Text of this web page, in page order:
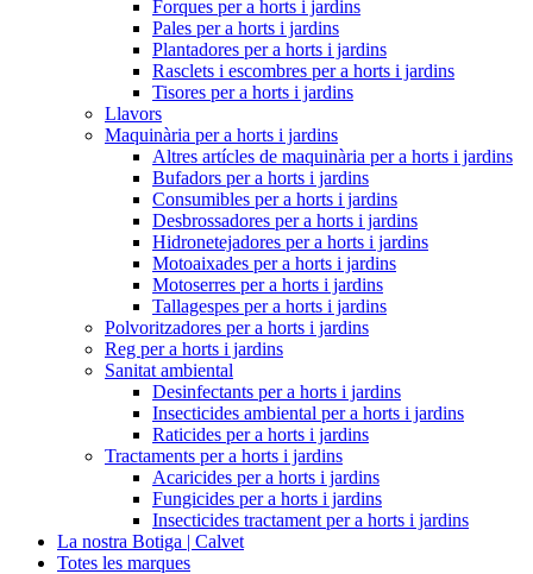
Forques per a horts i jardins
Pales per a horts i jardins
Plantadores per a horts i jardins
Rasclets i escombres per a horts i jardins
Tisores per a horts i jardins
Llavors
Maquinària per a horts i jardins
Altres artícles de maquinària per a horts i jardins
Bufadors per a horts i jardins
Consumibles per a horts i jardins
Desbrossadores per a horts i jardins
Hidronetejadores per a horts i jardins
Motoaixades per a horts i jardins
Motoserres per a horts i jardins
Tallagespes per a horts i jardins
Polvoritzadores per a horts i jardins
Reg per a horts i jardins
Sanitat ambiental
Desinfectants per a horts i jardins
Insecticides ambiental per a horts i jardins
Raticides per a horts i jardins
Tractaments per a horts i jardins
Acaricides per a horts i jardins
Fungicides per a horts i jardins
Insecticides tractament per a horts i jardins
La nostra Botiga | Calvet
Totes les marques